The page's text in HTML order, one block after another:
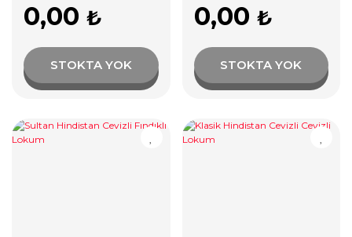
0,00 ₺
STOKTA YOK
0,00 ₺
STOKTA YOK